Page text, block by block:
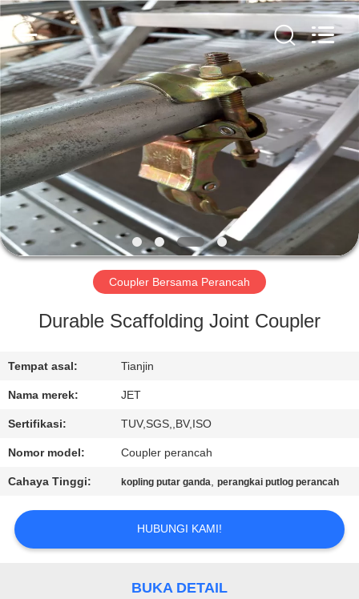
RUMAH
PRODUK
TENTANG
KITA
TUR
KUALITAS
HUBUNGI
KAMI
PERMINTAAN
PENAWARAN
Scaffold
&
Formwork
System
Co.,
Ltd..
All
Rights
Reserved.
Coupler Bersama Perancah
Durable Scaffolding Joint Coupler
Tempat asal: Tianjin
Nama merek: JET
Sertifikasi: TUV,SGS,,BV,ISO
Nomor model: Coupler perancah
Cahaya Tinggi: kopling putar ganda,perangkai putlog perancah
HUBUNGI KAMI!
BUKA DETAIL